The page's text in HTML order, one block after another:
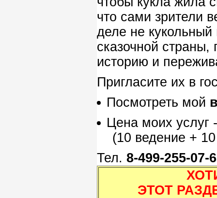
что сами зрители
деле не кукольный
сказочной
историю и
Пригласите их в
Посмотреть мой
Цена моих услуг
(10 ведение +
Тел. 8-499-255-07-
ХОТИТЕ
ЭТОТ